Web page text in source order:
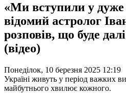
«Ми вступили у дуже
відомий астролог
розповів, що буде
(відео)
Понеділок, 10 березня 2025 12:19
Україні живуть у період важких
майбутнього хвилює кожного.